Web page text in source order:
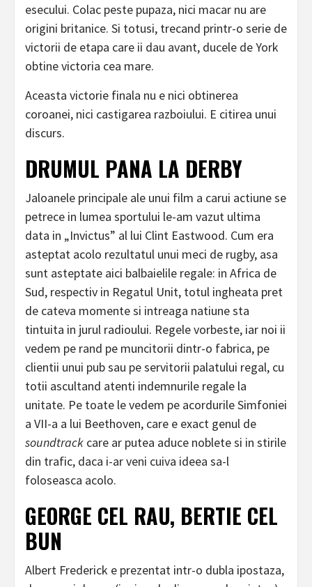
esecului. Colac peste pupaza, nici macar nu are
origini britanice. Si totusi, trecand printr-o serie de
victorii de etapa care ii dau avant, ducele de York
obtine victoria cea mare.
Aceasta victorie finala nu e nici obtinerea
coroanei, nici castigarea razboiului. E citirea unui
discurs.
DRUMUL PANA LA DERBY
Jaloanele principale ale unui film a carui actiune se
petrece in lumea sportului le-am vazut ultima
data in „Invictus” al lui Clint Eastwood. Cum era
asteptat acolo rezultatul unui meci de rugby, asa
sunt asteptate aici balbaielile regale: in Africa de
Sud, respectiv in Regatul Unit, totul ingheata pret
de cateva momente si intreaga natiune sta
tintuita in jurul radioului. Regele vorbeste, iar noi ii
vedem pe rand pe muncitorii dintr-o fabrica, pe
clientii unui pub sau pe servitorii palatului regal, cu
totii ascultand atenti indemnurile regale la
unitate. Pe toate le vedem pe acordurile Simfoniei
a VII-a a lui Beethoven, care e exact genul de
soundtrack care ar putea aduce noblete si in stirile
din trafic, daca i-ar veni cuiva ideea sa-l
foloseasca acolo.
GEORGE CEL RAU, BERTIE CEL
BUN
Albert Frederick e prezentat intr-o dubla ipostaza,